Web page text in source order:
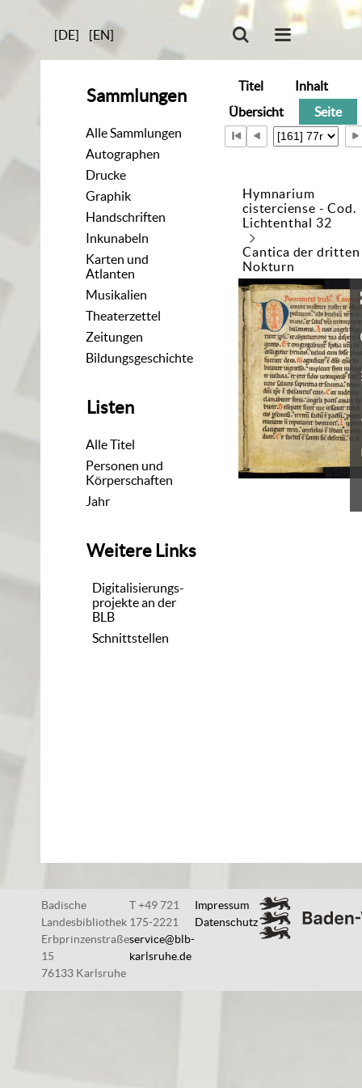
[DE] [EN]
Sammlungen
Alle Sammlungen
Autographen
Drucke
Graphik
Handschriften
Inkunabeln
Karten und
Atlanten
Musikalien
Theaterzettel
Zeitungen
Bildungsgeschichte
Listen
Alle Titel
Personen und
Körperschaften
Jahr
Weitere Links
Digitalisierungs-
projekte an der
BLB
Schnittstellen
Titel
Inhalt
Übersicht
Seite
Hymnarium
cisterciense - Cod.
Lichtenthal 32
Cantica der dritten
Nokturn
Badische
Landesbibliothek
Erbprinzenstraße
15
76133 Karlsruhe
T +49 721
175-2221
service@blb-
karlsruhe.de
Impressum
Datenschutz